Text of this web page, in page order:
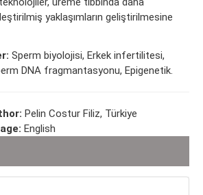
yaklaşımların geliştirilmesine
Sperm biyolojisi, Erkek infertilitesi,
DNA fragmantasyonu, Epigenetik.
Pelin Costur Filiz, Türkiye
English